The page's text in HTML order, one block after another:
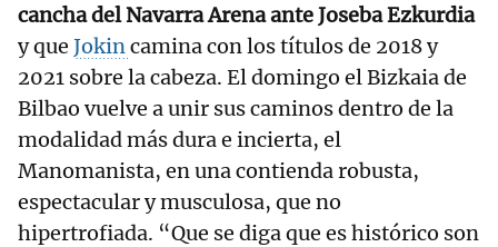
cancha del Navarra Arena ante Joseba Ezkurdia
y que Jokincamina con los títulos de 2018 y
2021 sobre la cabeza. El domingo el Bizkaia de
Bilbao vuelve a unir sus caminos dentro de la
modalidad más dura e incierta, el
Manomanista, en una contienda robusta,
espectacular y musculosa, que no
hipertrofiada. “Que se diga que es histórico son